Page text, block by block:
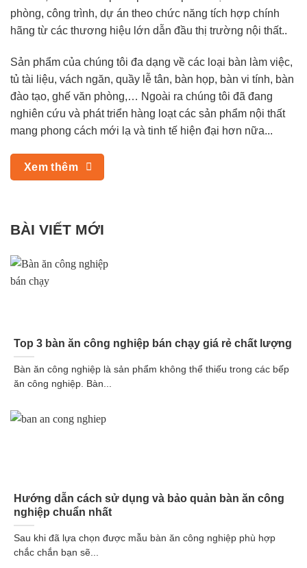
phòng, công trình, dự án theo chức năng tích hợp chính
hãng từ các thương hiệu lớn dẫn đầu thị trường nội thất..
Sản phẩm của chúng tôi đa dạng về các loại bàn làm việc,
tủ tài liệu, vách ngăn, quầy lễ tân, bàn họp, bàn vi tính, bàn
đào tạo, ghế văn phòng,… Ngoài ra chúng tôi đã đang
nghiên cứu và phát triển hàng loạt các sản phẩm nội thất
mang phong cách mới lạ và tinh tế hiện đại hơn nữa...
Xem thêm
BÀI VIẾT MỚI
Top 3 bàn ăn công nghiệp bán chạy giá rẻ chất lượng
Bàn ăn công nghiệp là sản phẩm không thể thiếu trong các bếp
ăn công nghiệp. Bàn...
Hướng dẫn cách sử dụng và bảo quản bàn ăn công
nghiệp chuẩn nhất
Sau khi đã lựa chọn được mẫu bàn ăn công nghiệp phù hợp
chắc chắn bạn sẽ...